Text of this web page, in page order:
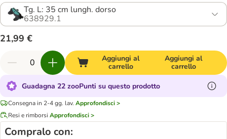
Tg. L: 35 cm lungh. dorso
638929.1
21,99 €
Aggiungi al
carrello
Aggiungi al
carrello
Guadagna 22 zooPunti su questo prodotto
Consegna in 2-4 gg. lav. Approfondisci >
Resi e rimborsi Approfondisci >
Compralo con: